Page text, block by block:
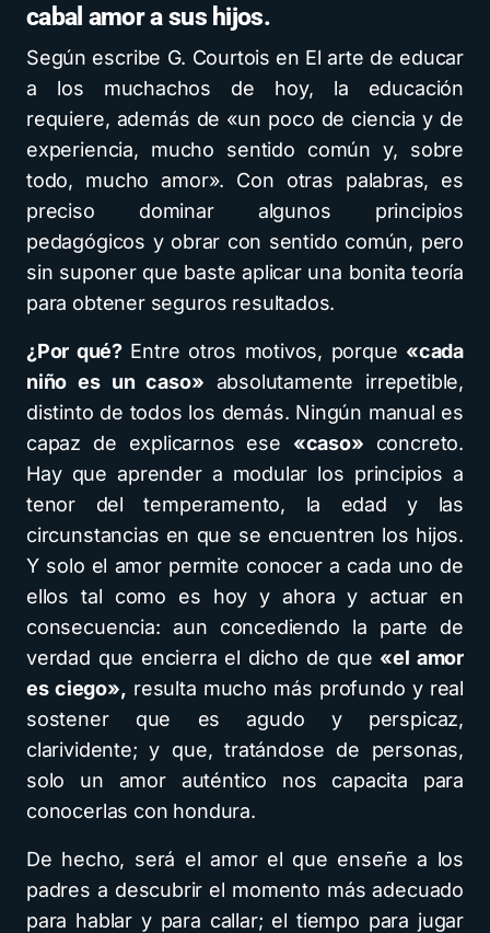
cabal amor a sus hijos.
Según escribe G. Courtois en El arte de educar
a los muchachos de hoy, la educación
requiere, además de «un poco de ciencia y de
experiencia, mucho sentido común y, sobre
todo, mucho amor». Con otras palabras, es
preciso dominar algunos principios
pedagógicos y obrar con sentido común, pero
sin suponer que baste aplicar una bonita teoría
para obtener seguros resultados.
¿Por qué? Entre otros motivos, porque «cada
niño es un caso» absolutamente irrepetible,
distinto de todos los demás. Ningún manual es
capaz de explicarnos ese «caso» concreto.
Hay que aprender a modular los principios a
tenor del temperamento, la edad y las
circunstancias en que se encuentren los hijos.
Y solo el amor permite conocer a cada uno de
ellos tal como es hoy y ahora y actuar en
consecuencia: aun concediendo la parte de
verdad que encierra el dicho de que «el amor
es ciego», resulta mucho más profundo y real
sostener que es agudo y perspicaz,
clarividente; y que, tratándose de personas,
solo un amor auténtico nos capacita para
conocerlas con hondura.
De hecho, será el amor el que enseñe a los
padres a descubrir el momento más adecuado
para hablar y para callar; el tiempo para jugar